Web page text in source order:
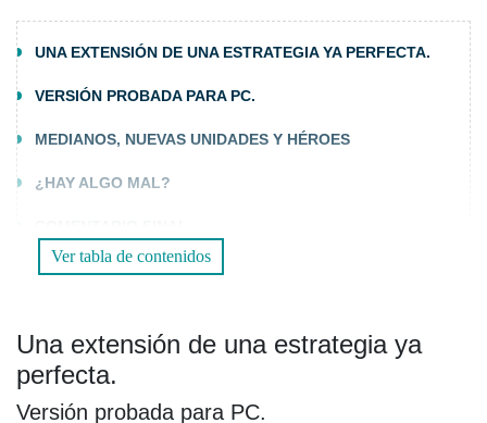
UNA EXTENSIÓN DE UNA ESTRATEGIA YA PERFECTA.
VERSIÓN PROBADA PARA PC.
MEDIANOS, NUEVAS UNIDADES Y HÉROES
¿HAY ALGO MAL?
Ver tabla de contenidos
Una extensión de una estrategia ya
perfecta.
Versión probada para PC.